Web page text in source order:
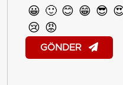
😀 🙂 😊 😁 😎
😢 😡
GÖNDER